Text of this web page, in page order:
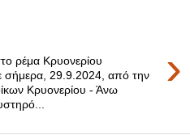
›
ρέμα Κρυονερίου
σήμερα, 29.9.2024, από την
Κρυονερίου - Άνω